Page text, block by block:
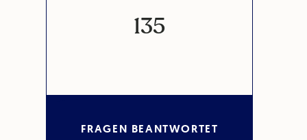
135
FRAGEN BEANTWORTET